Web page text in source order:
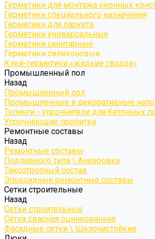
Герметики для монтажа оконных
Герметики специального назначения
Герметики для паркета
Герметики универсальные
Герметики санитарные
Герметики силиконовые
Клей-герметики «жидкие гвозди»
Промышленный пол
Назад
Промышленный пол
Промышленные и декоративные
Топинги - упрочнители для бетонных
Упрочняющие пропитки
Ремонтные составы
Назад
Ремонтные составы
Подливного типа \ Анкеровка
Тиксотропный состав
Эпоксидные ремонтные составы
Сетки строительные
Назад
Сетки строительные
Сетка сварная оцинкованная
Фасадные сетки \ Щелочистойкие